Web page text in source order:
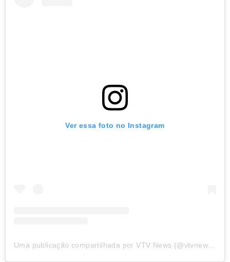
Ver essa foto no Instagram